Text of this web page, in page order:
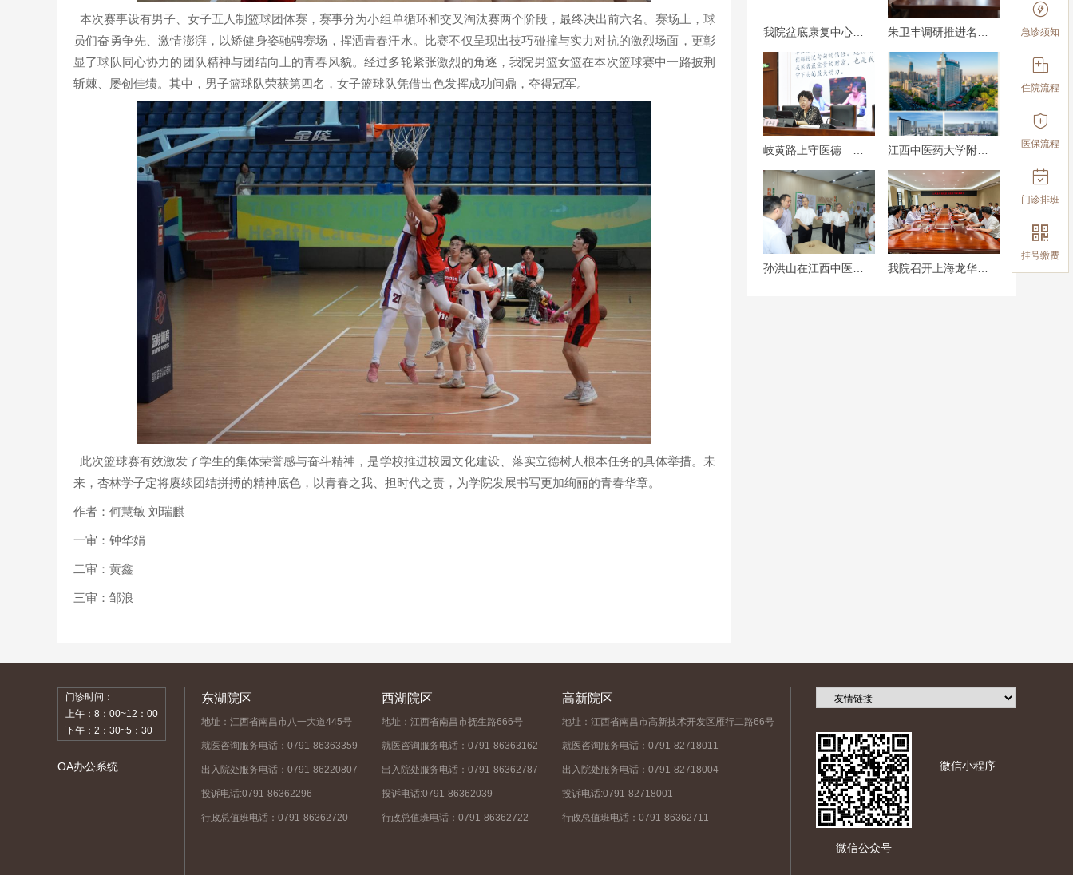
本次赛事设有男子、女子五人制篮球团体赛，赛事分为小组单循环和交叉淘汰赛两个阶段，最终决出前六名。赛场上，球
员们奋勇争先、激情澎湃，以矫健身姿驰骋赛场，挥洒青春汗水。比赛不仅呈现出技巧碰撞与实力对抗的激烈场面，更彰
显了球队同心协力的团队精神与团结向上的青春风貌。经过多轮紧张激烈的角逐，我院男篮女篮在本次篮球赛中一路披荆
斩棘、屡创佳绩。其中，男子篮球队荣获第四名，女子篮球队凭借出色发挥成功问鼎，夺得冠军。
此次篮球赛有效激发了学生的集体荣誉感与奋斗精神，是学校推进校园文化建设、落实立德树人根本任务的具体举措。未
来，杏林学子定将赓续团结拼搏的精神底色，以青春之我、担时代之责，为学院发展书写更加绚丽的青春华章。
作者：何慧敏 刘瑞麒
一审：钟华娟
二审：黄鑫
三审：邹浪
江西中医药大学附属医院医院精神：惟精惟一，止于至善
我院召开上海龙华医院江西医院专家座谈会
门诊时间：
上午：8：00~12：00
下午：2：30~5：30
OA办公系统
东湖院区
地址：江西省南昌市八一大道445号
就医咨询服务电话：0791-86363359
出入院处服务电话：0791-86220807
投诉电话:0791-86362296
行政总值班电话：0791-86362720
西湖院区
地址：江西省南昌市抚生路666号
就医咨询服务电话：0791-86363162
出入院处服务电话：0791-86362787
投诉电话:0791-86362039
行政总值班电话：0791-86362722
高新院区
地址：江西省南昌市高新技术开发区雁行二路66号
就医咨询服务电话：0791-82718011
出入院处服务电话：0791-82718004
投诉电话:0791-82718001
行政总值班电话：0791-86362711
微信公众号
微信小程序

急诊须知

住院流程

医保流程

门诊排班

挂号缴费